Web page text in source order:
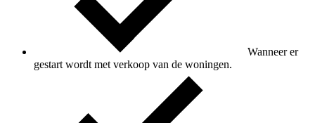
Wanneer er
gestart wordt met verkoop van de woningen.